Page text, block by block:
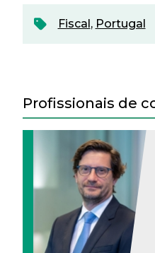
Fiscal, Portugal
Profissionais de